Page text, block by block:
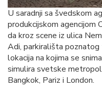
U saradnji sa švedskom
produkcijskom agencijom
da kroz scene iz ulica
Adi, parkirališta
lokacija na kojima se
simulira svetske
Bangkok, Pariz i London.